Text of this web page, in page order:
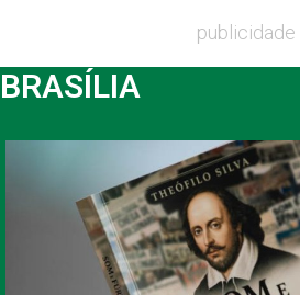
publicidade
BRASÍLIA